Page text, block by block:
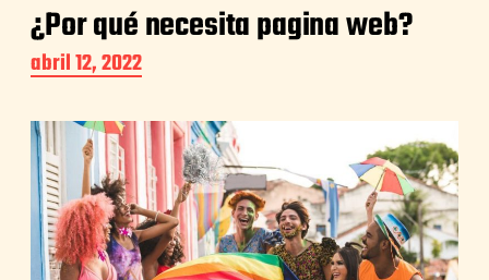
¿Por qué necesita pagina web?
abril 12, 2022